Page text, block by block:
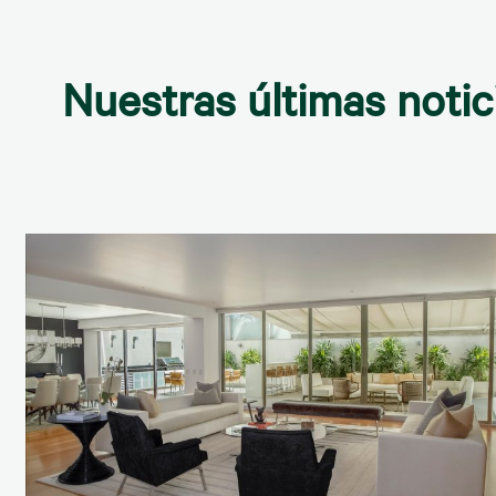
Nuestras últimas